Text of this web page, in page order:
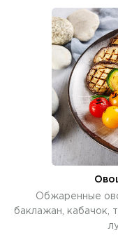
Обжаренные
баклажан, кабачок,